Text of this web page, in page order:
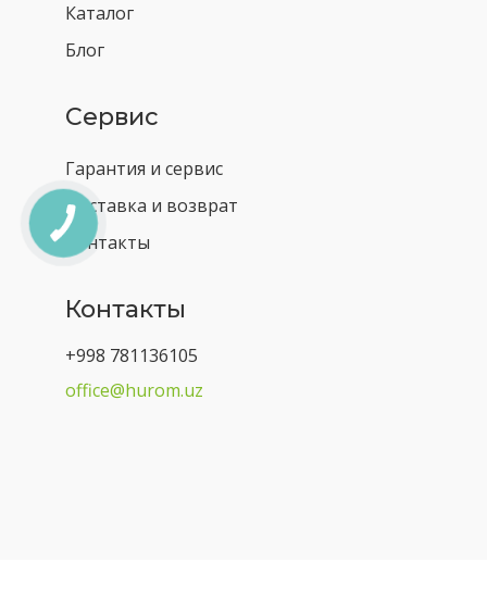
Каталог
Блог
Сервис
Гарантия и сервис
Доставка и возврат
Контакты
Контакты
+998 781136105
office@hurom.uz